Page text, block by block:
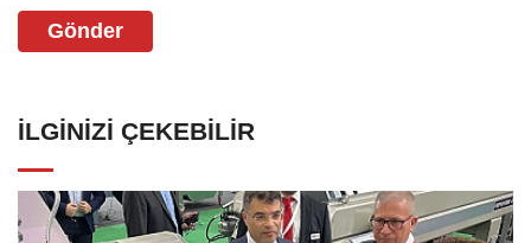
Gönder
İLGINIZI ÇEKEBILIR